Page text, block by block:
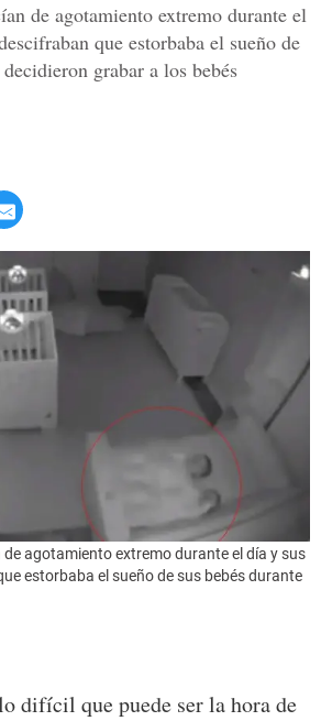
de agotamiento extremo durante el
que estorbaba el sueño de
grabar a los bebés
agotamiento extremo durante el día y sus
estorbaba el sueño de sus bebés durante
difícil que puede ser la hora de